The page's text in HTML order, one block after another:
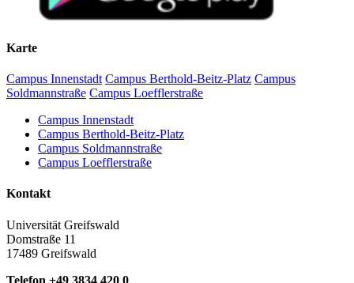
Karte
Campus Innenstadt Campus Berthold-Beitz-Platz Campus
Soldmannstraße Campus Loefflerstraße
Campus Innenstadt
Campus Berthold-Beitz-Platz
Campus Soldmannstraße
Campus Loefflerstraße
Kontakt
Universität Greifswald
Domstraße 11
17489 Greifswald
Telefon +49 3834 420 0